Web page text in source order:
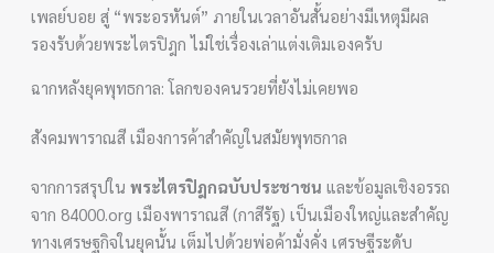
เพลย์บอย สู่ “พระอรหันต์” ภายในเวลาอันสั้นอย่างมีเหตุมีผล
รองรับด้วยพระไตรปิฎก ไม่ใช่เรื่องเล่าแต่งเติมเองครับ
ฉากหลังยุคพุทธกาล: โลกของคนรวยที่ยังไม่เคยพอ
สังคมพาราณสี เมืองการค้าสำคัญในสมัยพุทธกาล
จากการสรุปในพระไตรปิฎกฉบับประชาชน และข้อมูลเชิงอรรถ
จาก 84000.org เมืองพาราณสี (กาสีรัฐ) เป็นเมืองใหญ่และสำคัญ
ทางเศรษฐกิจในยุคนั้น เต็มไปด้วยพ่อค้ามั่งคั่ง เศรษฐีระดับ